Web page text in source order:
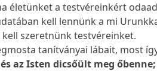
életünket a testvéreinkért
kell lennünk a mi
szeretnünk testvéreinket.
tanítványai lábait, most
az Isten dicsőült meg